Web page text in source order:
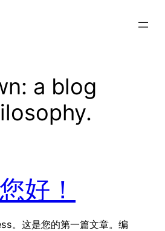
a blog
好！
。这是您的第一篇文章。编